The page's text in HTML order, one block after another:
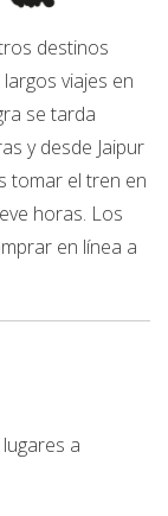
destinos
viajes en
se tarda
y desde Jaipur
tomar el tren en
horas. Los
en línea a
a